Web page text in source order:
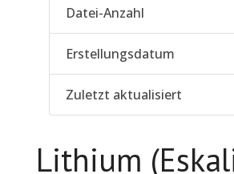
Datei-Anzahl
Erstellungsdatum
Zuletzt aktualisiert
Lithium